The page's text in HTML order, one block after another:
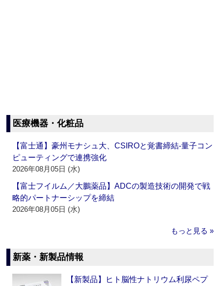
医療機器・化粧品
【富士通】豪州モナシュ大、CSIROと覚書締結‐量子コン
ピューティングで連携強化
2026年08月05日 (水)
【富士フイルム／大鵬薬品】ADCの製造技術の開発で戦
略的パートナーシップを締結
2026年08月05日 (水)
もっと見る »
新薬・新製品情報
【新製品】ヒト脳性ナトリウム利尿ペプ